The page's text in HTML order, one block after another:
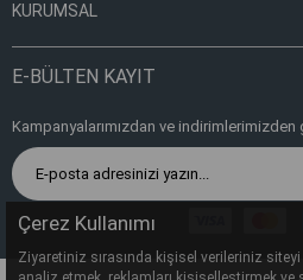
KURUMSAL
E-BÜLTEN KAYIT
Kampanyalarımızdan ve
Çerez Kullanımı
Ziyaretiniz sırasında kişisel verileriniz siteyi